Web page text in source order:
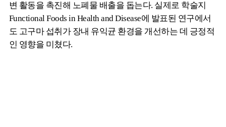
변 활동을 촉진해 노폐물 배출을 돕는다. 실제로 학술지
Functional Foods in Health and Disease에 발표된 연구에서
도 고구마 섭취가 장내 유익균 환경을 개선하는 데 긍정적
인 영향을 미쳤다.